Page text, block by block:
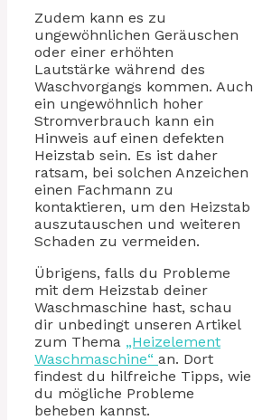
Zudem kann es zu
ungewöhnlichen Geräuschen
oder einer erhöhten
Lautstärke während des
Waschvorgangs kommen. Auch
ein ungewöhnlich hoher
Stromverbrauch kann ein
Hinweis auf einen defekten
Heizstab sein. Es ist daher
ratsam, bei solchen Anzeichen
einen Fachmann zu
kontaktieren, um den Heizstab
auszutauschen und weiteren
Schaden zu vermeiden.
Übrigens, falls du Probleme
mit dem Heizstab deiner
Waschmaschine hast, schau
dir unbedingt unseren Artikel
zum Thema „Heizelement
Waschmaschine“ an. Dort
findest du hilfreiche Tipps, wie
du mögliche Probleme
beheben kannst.